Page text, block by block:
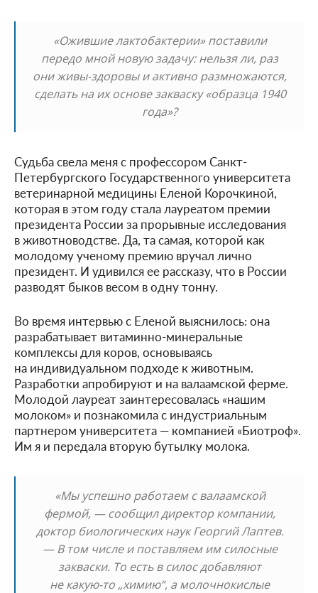
«Ожившие лактобактерии» поставили
передо мной новую задачу: нельзя ли, раз
они живы-здоровы и активно размножаются,
сделать на их основе закваску «образца 1940
года»?
Судьба свела меня с профессором Санкт-
Петербургского Государственного университета
ветеринарной медицины Еленой Корочкиной,
которая в этом году стала лауреатом премии
президента России за прорывные исследования
в животноводстве. Да, та самая, которой как
молодому ученому премию вручал лично
президент. И удивился ее рассказу, что в России
разводят быков весом в одну тонну.
Во время интервью с Еленой выяснилось: она
разрабатывает витаминно-минеральные
комплексы для коров, основываясь
на индивидуальном подходе к животным.
Разработки апробируют и на валаамской ферме.
Молодой лауреат заинтересовалась «нашим
молоком» и познакомила с индустриальным
партнером университета — компанией «Биотроф».
Им я и передала вторую бутылку молока.
«Мы успешно работаем с валаамской
фермой, — сообщил директор компании,
доктор биологических наук Георгий Лаптев.
— В том числе и поставляем им силосные
закваски. То есть в силос добавляют
не какую-то „химию“, а молочнокислые